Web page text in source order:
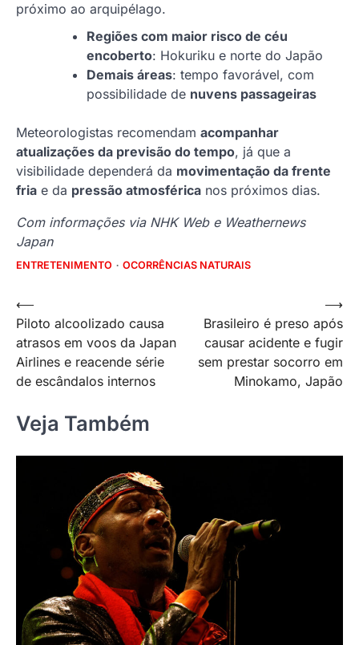
próximo ao arquipélago.
Regiões com maior risco de céu
encoberto: Hokuriku e norte do Japão
Demais áreas: tempo favorável, com
possibilidade de nuvens passageiras
Meteorologistas recomendam acompanhar
atualizações da previsão do tempo, já que a
visibilidade dependerá da movimentação da frente
fria e da pressão atmosférica nos próximos dias.
Com informações via NHK Web e Weathernews
Japan
ENTRETENIMENTO OCORRÊNCIAS NATURAIS
Navegação
de
Post
⟵
Piloto alcoolizado causa
atrasos em voos da Japan
Airlines e reacende série
de escândalos internos
Brasileiro é preso após
causar acidente e fugir
sem prestar socorro em
Minokamo, Japão
⟶
Veja Também